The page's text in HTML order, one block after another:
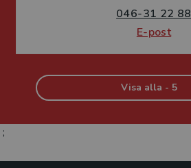
046-31 22 88
E-post
Visa alla - 5
;